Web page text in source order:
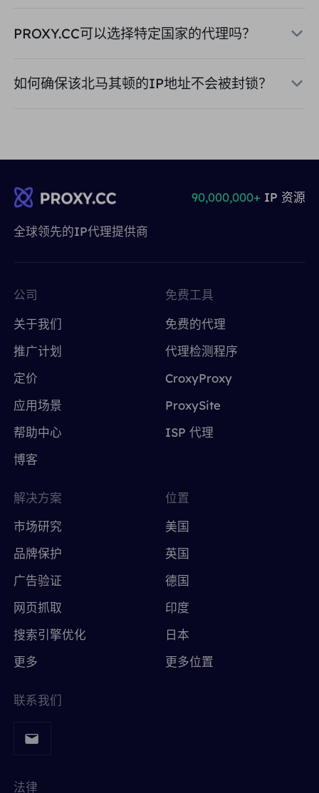
PROXY.CC可以选择特定国家的代理吗？
如何确保该北马其顿的IP地址不会被封锁？
全球领先的IP代理提供商
90,000,000+ IP 资源
公司
关于我们
推广计划
定价
应用场景
帮助中心
博客
免费工具
免费的代理
代理检测程序
CroxyProxy
ProxySite
ISP 代理
解决方案
市场研究
品牌保护
广告验证
网页抓取
搜索引擎优化
更多
位置
美国
英国
德国
印度
日本
更多位置
联系我们
法律